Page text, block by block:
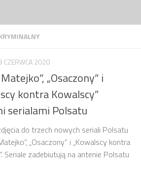
CZERWCA 2020
„Osaczony” i
kontra Kowalscy”
serialami Polsatu
do trzech nowych seriali Polsatu
„Osaczony” i „Kowalscy kontra
Seriale zadebiutują na antenie Polsatu